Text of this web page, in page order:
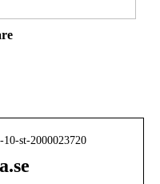
st-2000023720